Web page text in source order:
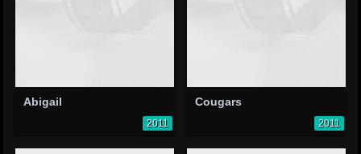
Abigail
2011
Cougars
2011